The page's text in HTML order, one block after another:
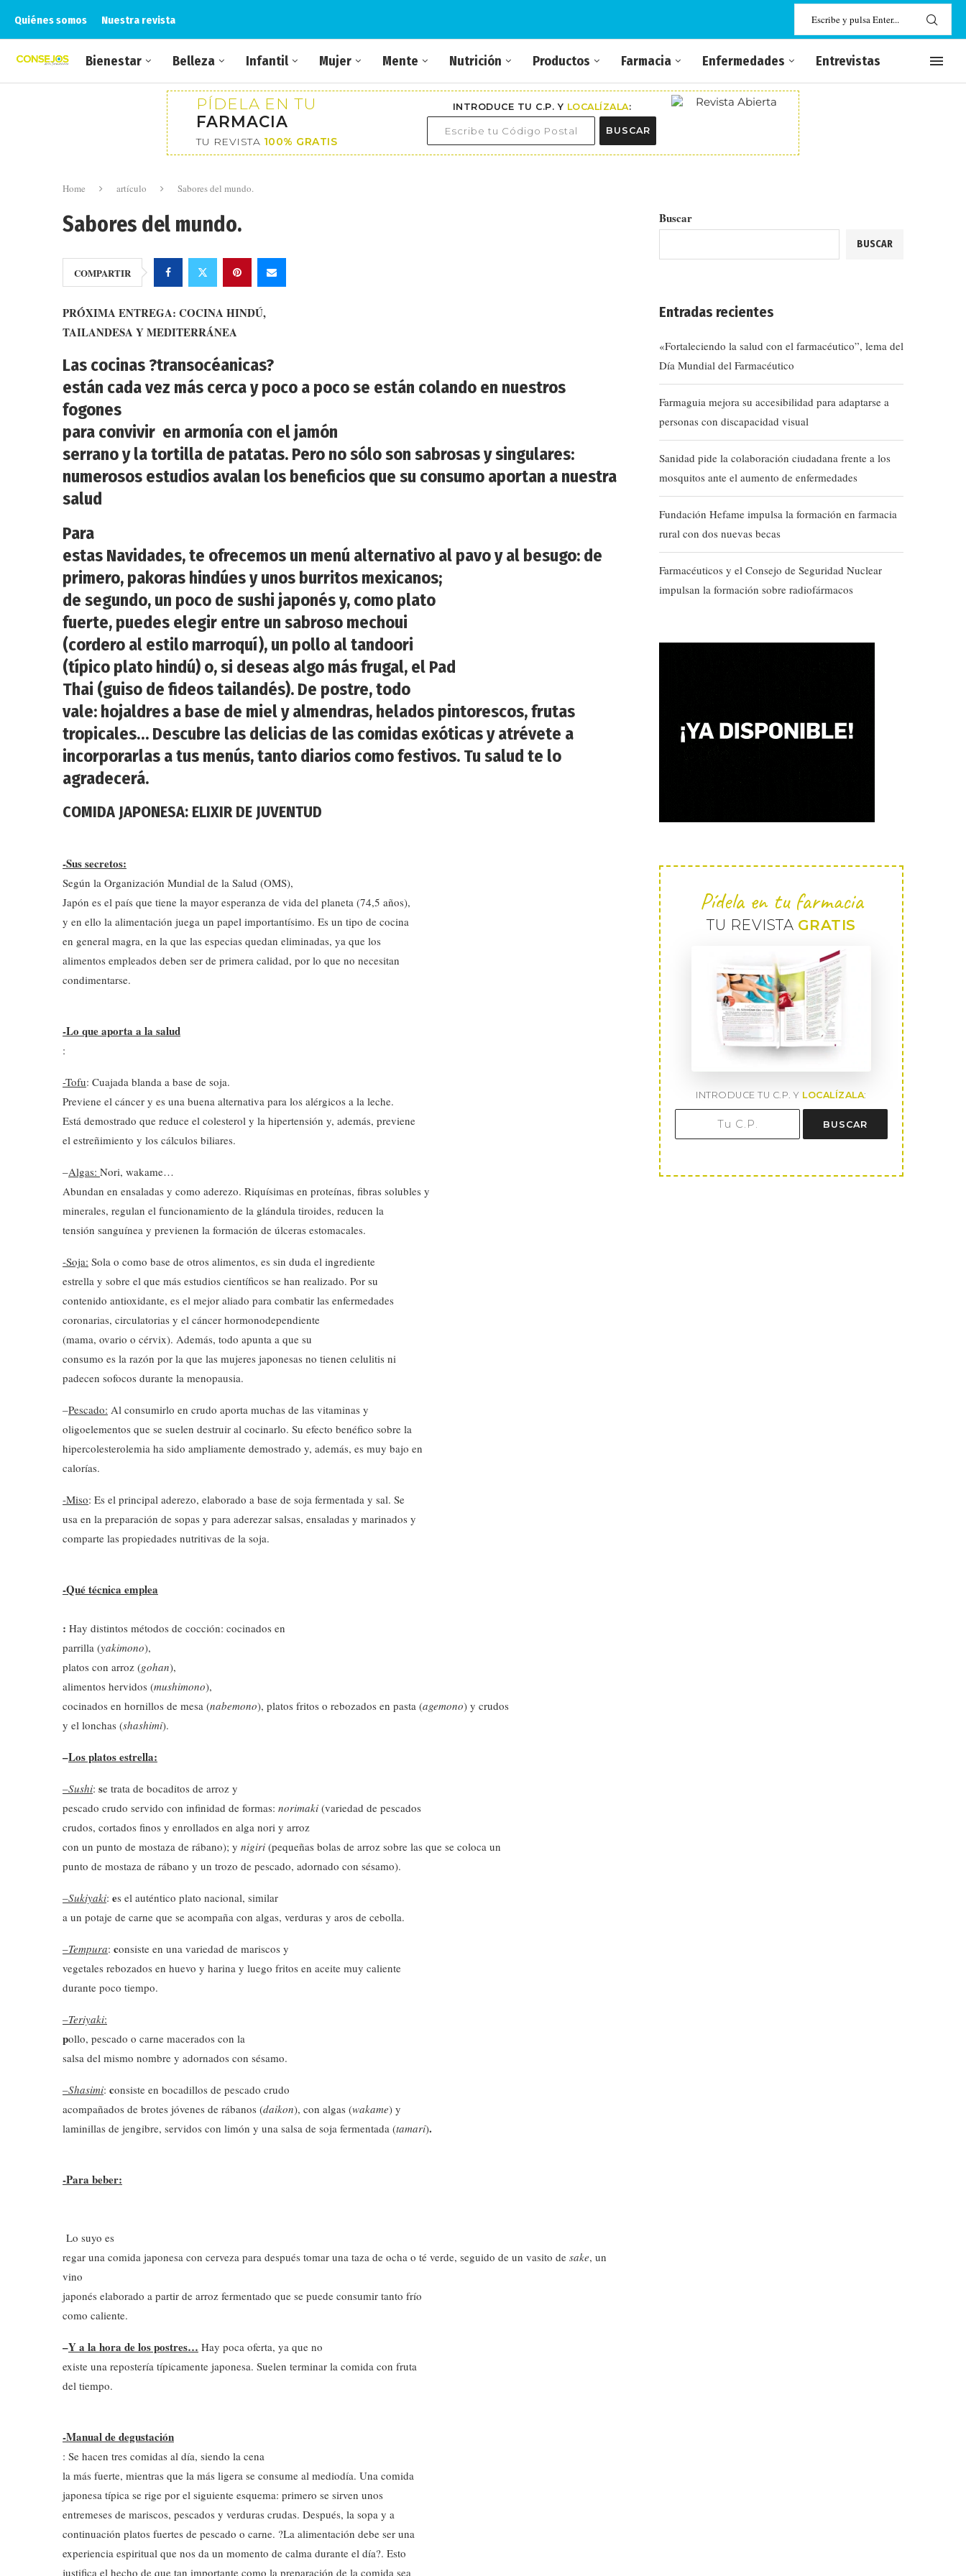
Quiénes somos Nuestra revista
Bienestar Belleza Infantil Mujer Mente Nutrición Productos Farmacia Enfermedades Entrevistas
PÍDELA EN TU
FARMACIA
TU REVISTA 100% GRATIS
INTRODUCE TU C.P. Y LOCALÍZALA:
BUSCAR
Home artículo Sabores del mundo.
Sabores del mundo.
COMPARTIR
PRÓXIMA ENTREGA: COCINA HINDÚ,
TAILANDESA Y MEDITERRÁNEA
Las cocinas ?transocéanicas?
están cada vez más cerca y poco a poco se están colando en nuestros
fogones
para convivir en armonía con el jamón
serrano y la tortilla de patatas. Pero no sólo son sabrosas y singulares:
numerosos estudios avalan los beneficios que su consumo aportan a nuestra
salud
Para
estas Navidades, te ofrecemos un menú alternativo al pavo y al besugo: de
primero, pakoras hindúes y unos burritos mexicanos;
de segundo, un poco de sushi japonés y, como plato
fuerte, puedes elegir entre un sabroso mechoui
(cordero al estilo marroquí), un pollo al tandoori
(típico plato hindú) o, si deseas algo más frugal, el Pad
Thai (guiso de fideos tailandés). De postre, todo
vale: hojaldres a base de miel y almendras, helados pintorescos, frutas
tropicales… Descubre las delicias de las comidas exóticas y atrévete a
incorporarlas a tus menús, tanto diarios como festivos. Tu salud te lo
agradecerá.
COMIDA JAPONESA: ELIXIR DE JUVENTUD
-Sus secretos:
Según la Organización Mundial de la Salud (OMS),
Japón es el país que tiene la mayor esperanza de vida del planeta (74,5 años),
y en ello la alimentación juega un papel importantísimo. Es un tipo de cocina
en general magra, en la que las especias quedan eliminadas, ya que los
alimentos empleados deben ser de primera calidad, por lo que no necesitan
condimentarse.
-Lo que aporta a la salud
:
-Tofu: Cuajada blanda a base de soja.
Previene el cáncer y es una buena alternativa para los alérgicos a la leche.
Está demostrado que reduce el colesterol y la hipertensión y, además, previene
el estreñimiento y los cálculos biliares.
–Algas: Nori, wakame…
Abundan en ensaladas y como aderezo. Riquísimas en proteínas, fibras solubles y
minerales, regulan el funcionamiento de la glándula tiroides, reducen la
tensión sanguínea y previenen la formación de úlceras estomacales.
-Soja: Sola o como base de otros alimentos, es sin duda el ingrediente
estrella y sobre el que más estudios científicos se han realizado. Por su
contenido antioxidante, es el mejor aliado para combatir las enfermedades
coronarias, circulatorias y el cáncer hormonodependiente
(mama, ovario o cérvix). Además, todo apunta a que su
consumo es la razón por la que las mujeres japonesas no tienen celulitis ni
padecen sofocos durante la menopausia.
–Pescado: Al consumirlo en crudo aporta muchas de las vitaminas y
oligoelementos que se suelen destruir al cocinarlo. Su efecto benéfico sobre la
hipercolesterolemia ha sido ampliamente demostrado y, además, es muy bajo en
calorías.
-Miso: Es el principal aderezo, elaborado a base de soja fermentada y sal. Se
usa en la preparación de sopas y para aderezar salsas, ensaladas y marinados y
comparte las propiedades nutritivas de la soja.
-Qué técnica emplea
: Hay distintos métodos de cocción: cocinados en
parrilla (yakimono),
platos con arroz (gohan),
alimentos hervidos (mushimono),
cocinados en hornillos de mesa (nabemono), platos fritos o rebozados en pasta (agemono) y crudos
y el lonchas (shashimi).
–Los platos estrella:
–Sushi: se trata de bocaditos de arroz y
pescado crudo servido con infinidad de formas: norimaki (variedad de pescados
crudos, cortados finos y enrollados en alga nori y arroz
con un punto de mostaza de rábano); y nigiri (pequeñas bolas de arroz sobre las que se coloca un
punto de mostaza de rábano y un trozo de pescado, adornado con sésamo).
–Sukiyaki: es el auténtico plato nacional, similar
a un potaje de carne que se acompaña con algas, verduras y aros de cebolla.
–Tempura: consiste en una variedad de mariscos y
vegetales rebozados en huevo y harina y luego fritos en aceite muy caliente
durante poco tiempo.
–Teriyaki:
pollo, pescado o carne macerados con la
salsa del mismo nombre y adornados con sésamo.
–Shasimi: consiste en bocadillos de pescado crudo
acompañados de brotes jóvenes de rábanos (daikon), con algas (wakame) y
laminillas de jengibre, servidos con limón y una salsa de soja fermentada (tamari).
-Para beber:
Lo suyo es
regar una comida japonesa con cerveza para después tomar una taza de ocha o té verde, seguido de un vasito de sake, un
vino
japonés elaborado a partir de arroz fermentado que se puede consumir tanto frío
como caliente.
–Y a la hora de los postres… Hay poca oferta, ya que no
existe una repostería típicamente japonesa. Suelen terminar la comida con fruta
del tiempo.
-Manual de degustación
: Se hacen tres comidas al día, siendo la cena
la más fuerte, mientras que la más ligera se consume al mediodía. Una comida
japonesa típica se rige por el siguiente esquema: primero se sirven unos
entremeses de mariscos, pescados y verduras crudas. Después, la sopa y a
continuación platos fuertes de pescado o carne. ?La alimentación debe ser una
experiencia espiritual que nos da un momento de calma durante el día?. Esto
justifica el hecho de que tan importante como la preparación de la comida sea
Buscar
BUSCAR
Entradas recientes
«Fortaleciendo la salud con el farmacéutico”, lema del
Día Mundial del Farmacéutico
Farmaguia mejora su accesibilidad para adaptarse a
personas con discapacidad visual
Sanidad pide la colaboración ciudadana frente a los
mosquitos ante el aumento de enfermedades
Fundación Hefame impulsa la formación en farmacia
rural con dos nuevas becas
Farmacéuticos y el Consejo de Seguridad Nuclear
impulsan la formación sobre radiofármacos
Pídela en tu farmacia
TU REVISTA GRATIS
INTRODUCE TU C.P. Y LOCALÍZALA:
BUSCAR